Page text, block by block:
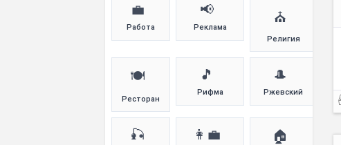
💼
Работа
📢
Реклама
⛪
Религия
🍽️
Ресторан
🎵
Рифма
🎩
Ржевский
🎣 👩‍💼 🏠